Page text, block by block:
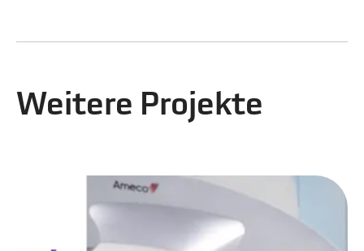
Weitere Projekte